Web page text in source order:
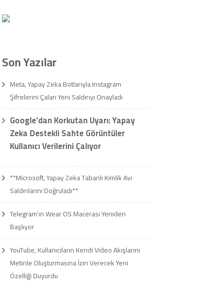
Son Yazılar
Meta, Yapay Zeka Botlarıyla Instagram
Şifrelerini Çalan Yeni Saldırıyı Onayladı
Google’dan Korkutan Uyarı: Yapay
Zeka Destekli Sahte Görüntüler
Kullanıcı Verilerini Çalıyor
**Microsoft, Yapay Zeka Tabanlı Kimlik Avı
Saldırılarını Doğruladı**
Telegram’ın Wear OS Macerası Yeniden
Başlıyor
YouTube, Kullanıcıların Kendi Video Akışlarını
Metinle Oluşturmasına İzin Verecek Yeni
Özelliği Duyurdu